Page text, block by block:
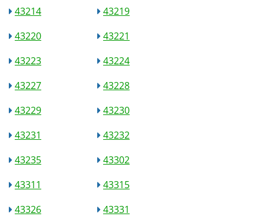
43214
43219
43220
43221
43223
43224
43227
43228
43229
43230
43231
43232
43235
43302
43311
43315
43326
43331